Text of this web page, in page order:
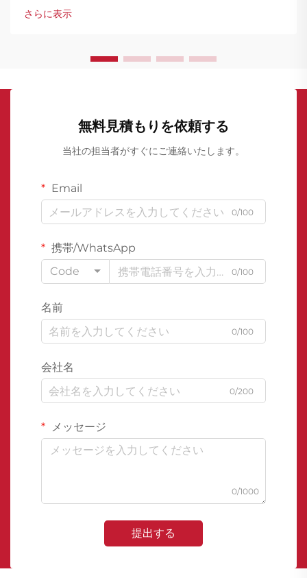
は…
さらに表示
無料見積もりを依頼する
当社の担当者がすぐにご連絡いたします。
Email
0/100
携帯/WhatsApp
Code
0/100
名前
0/100
会社名
0/200
メッセージ
0/1000
提出する